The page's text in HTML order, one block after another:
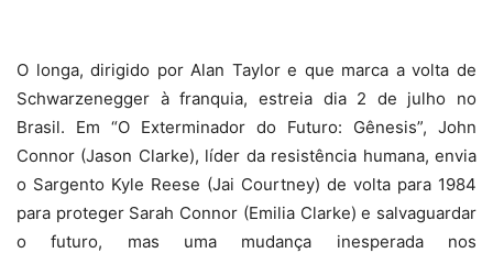
O longa, dirigido por Alan Taylor e que marca a volta de
Schwarzenegger à franquia, estreia dia 2 de julho no
Brasil. Em “O Exterminador do Futuro: Gênesis”, John
Connor (Jason Clarke), líder da resistência humana, envia
o Sargento Kyle Reese (Jai Courtney) de volta para 1984
para proteger Sarah Connor (Emilia Clarke) e salvaguardar
o futuro, mas uma mudança inesperada nos